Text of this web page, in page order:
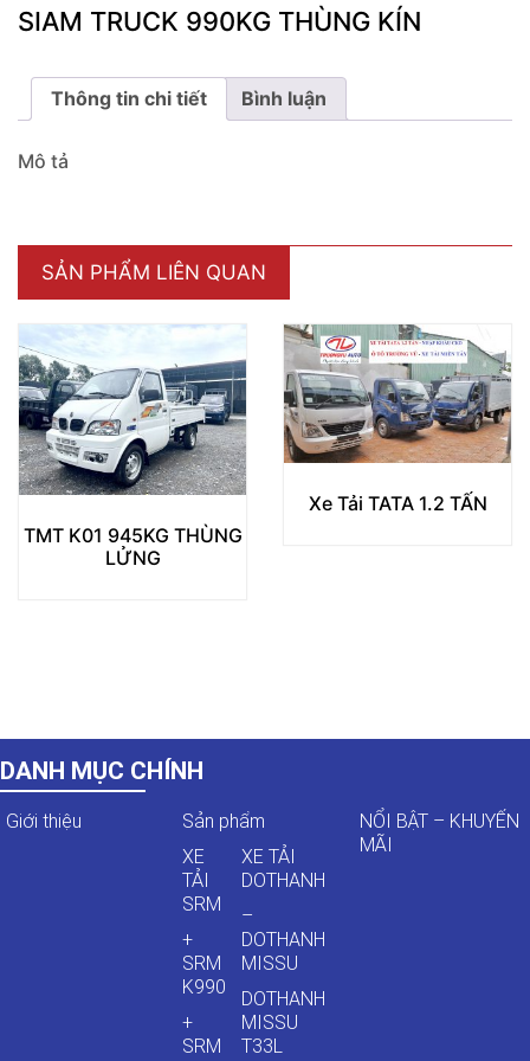
SIAM TRUCK 990KG THÙNG KÍN
Thông tin chi tiết Bình luận
Mô tả
SẢN PHẨM LIÊN QUAN
TMT K01 945KG THÙNG
LỬNG
Xe Tải TATA 1.2 TẤN
DANH MỤC CHÍNH
Giới thiệu
Sản phẩm
XE
TẢI
SRM
+
SRM
K990
+
SRM
XE TẢI
DOTHANH
–
DOTHANH
MISSU
DOTHANH
MISSU
T33L
NỔI BẬT – KHUYẾN
MÃI